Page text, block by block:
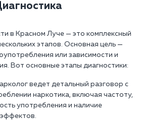
в Красном Луче — это комплексный
этапов. Основная цель —
или зависимости и
Вот основные этапы диагностики:
ведет детальный разговор с
наркотика, включая частоту,
употребления и наличие